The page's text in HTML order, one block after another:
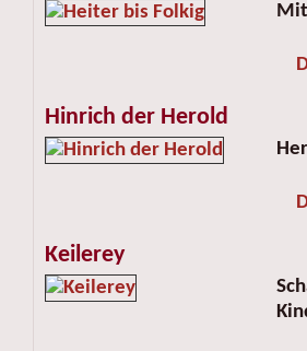
Hinrich der Herold
Keilerey